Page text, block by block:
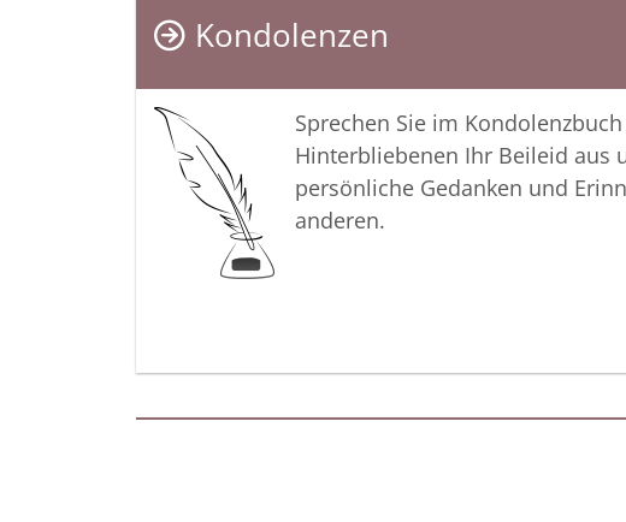
Kondolenzen
Sprechen Sie im
Hinterbliebenen Ihr Beileid aus
persönliche Gedanken und
anderen.